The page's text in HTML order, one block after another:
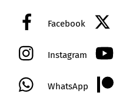
Facebook
Instagram
WhatsApp